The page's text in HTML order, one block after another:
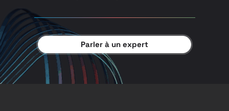
Parler à un expert